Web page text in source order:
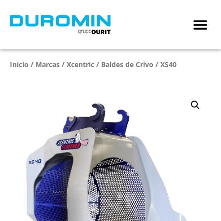
Início / Marcas / Xcentric / Baldes de Crivo / XS40